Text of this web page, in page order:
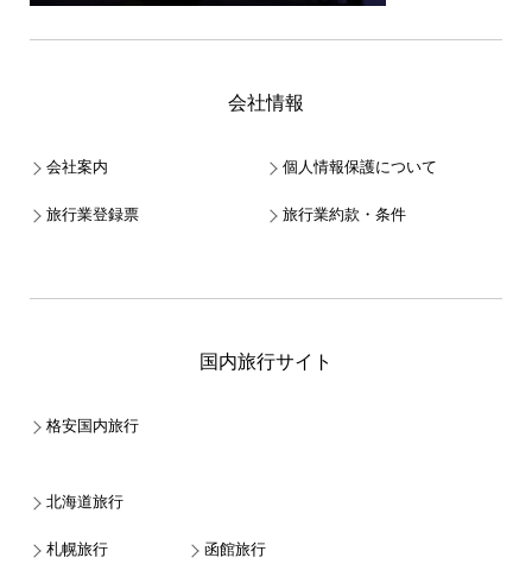
会社情報
会社案内 個人情報保護について
旅行業登録票 旅行業約款・条件
国内旅行サイト
格安国内旅行
北海道旅行
札幌旅行 函館旅行